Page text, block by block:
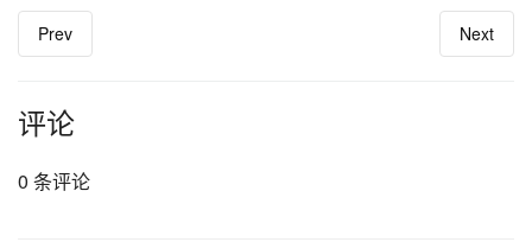
Prev Next
评论
0 条评论